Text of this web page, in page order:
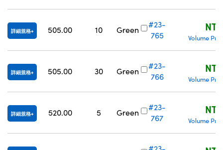
詳細規格 505.00 10 Green
#23-
765
Volume
詳細規格 505.00 30 Green
#23-
766
Volume
詳細規格 520.00 5 Green
#23-
767
Volume